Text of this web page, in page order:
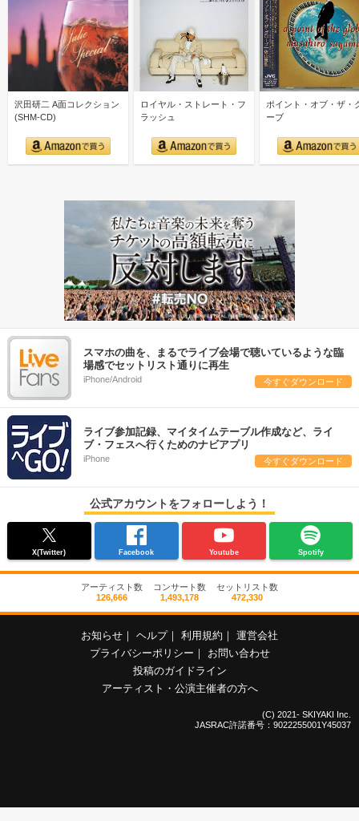
沢田研二 A面コレクション
(SHM-CD)
ロイヤル・ストレート・フ
ラッシュ
ポイント・オブ・ザ・
ーブ
スマホの曲を、まるでライブ会場で聴いているような臨
場感でセットリスト通りに再生
iPhone/Android 今すぐダウンロード
ライブ参加記録、マイタイムテーブル作成など、ライ
ブ・フェスへ行くためのナビアプリ
iPhone 今すぐダウンロード
公式アカウントをフォローしよう！
X(Twitter) Facebook Youtube Spotify
アーティスト数
126,666
コンサート数
1,493,178
セットリスト数
472,330
お知らせ ヘルプ 利用規約
運営会社
プライバシーポリシー
お問い合わせ
投稿のガイドライン
アーティスト・公演主催者の方へ
(C) 2021- SKIYAKI Inc.
JASRAC許諾番号：9022255001Y45037